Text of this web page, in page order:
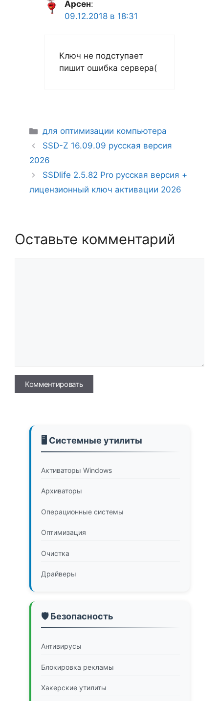
Арсен:
09.12.2018 в 18:31
Ключ не подступает
пишит ошибка сервера(
Рубрики
для оптимизации компьютера
SSD-Z 16.09.09 русская версия
2026
SSDlife 2.5.82 Pro русская версия +
лицензионный ключ активации 2026
Оставьте комментарий
Имя
🖥️ Системные утилиты
Активаторы Windows
Архиваторы
Операционные системы
Оптимизация
Очистка
Драйверы
🛡️ Безопасность
Антивирусы
Блокировка рекламы
Хакерские утилиты